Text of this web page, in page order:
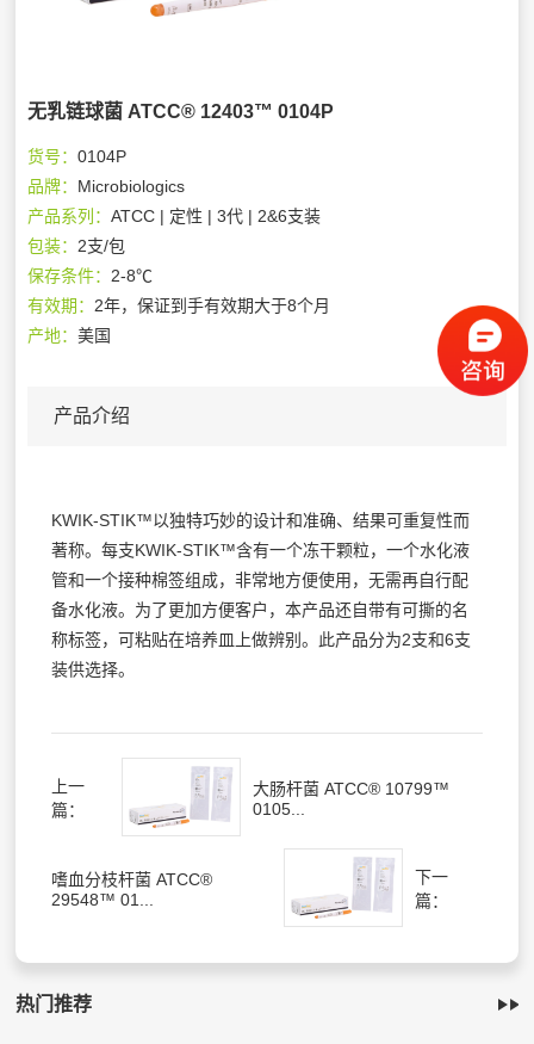
无乳链球菌 ATCC® 12403™ 0104P
货号：0104P
品牌： Microbiologics
产品系列：ATCC | 定性 | 3代 | 2&6支装
包装： 2支/包
保存条件： 2-8℃
有效期： 2年，保证到手有效期大于8个月
产地：美国
产品介绍
KWIK-STIK™以独特巧妙的设计和准确、结果可重复性而
著称。每支KWIK-STIK™含有一个冻干颗粒，一个水化液
管和一个接种棉签组成，非常地方便使用，无需再自行配
备水化液。为了更加方便客户，本产品还自带有可撕的名
称标签，可粘贴在培养皿上做辨别。此产品分为2支和6支
装供选择。
上一
篇：
大肠杆菌 ATCC® 10799™
0105...
嗜血分枝杆菌 ATCC®
29548™ 01...
下一
篇：
热门推荐